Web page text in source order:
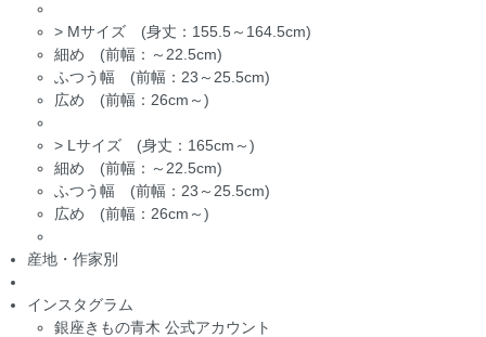
> Mサイズ (身丈：155.5～164.5cm)
細め (前幅：～22.5cm)
ふつう幅 (前幅：23～25.5cm)
広め (前幅：26cm～)
> Lサイズ (身丈：165cm～)
細め (前幅：～22.5cm)
ふつう幅 (前幅：23～25.5cm)
広め (前幅：26cm～)
産地・作家別
インスタグラム
銀座きもの青木 公式アカウント